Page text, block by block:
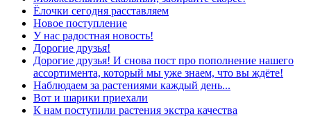
Ёлочки сегодня расставляем
Новое поступление
У нас радостная новость!
Дорогие друзья!
Дорогие друзья! И снова пост про пополнение нашего
ассортимента, который мы уже знаем, что вы ждёте!
Наблюдаем за растениями каждый день...
Вот и шарики приехали
К нам поступили растения экстра качества